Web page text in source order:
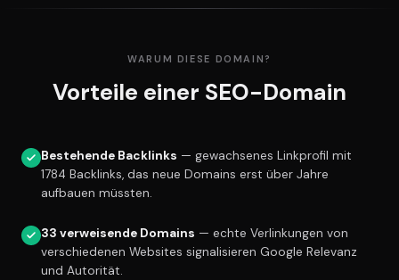
WARUM DIESE DOMAIN?
Vorteile einer SEO-Domain
Bestehende Backlinks — gewachsenes Linkprofil mit
1784 Backlinks, das neue Domains erst über Jahre
aufbauen müssten.
33 verweisende Domains — echte Verlinkungen von
verschiedenen Websites signalisieren Google Relevanz
und Autorität.